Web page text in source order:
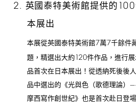
2. 英國泰特美術館提供的 100
本展出
本展從英國泰特美術館7萬7千餘件
題，精選出大約 120件作品，進行
品首次在日本展出！從透納死後後
品中選出的《光與色（歌德理論
摩西寫作創世紀》也是首次赴日登